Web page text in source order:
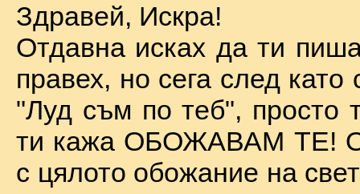
Здравей, Искра!
Отдавна исках да ти
правех, но сега след като
"Луд съм по теб", просто
ти кажа ОБОЖАВАМ ТЕ!
с цялото обожание на